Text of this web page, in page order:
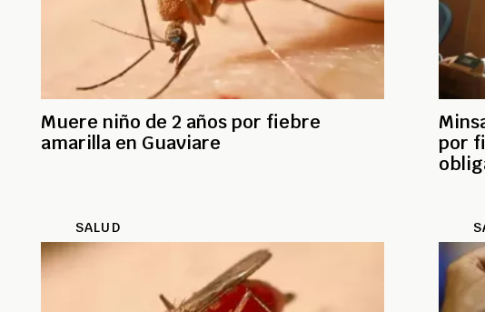
Muere niño de 2 años por fiebre
amarilla en Guaviare
por
SALUD